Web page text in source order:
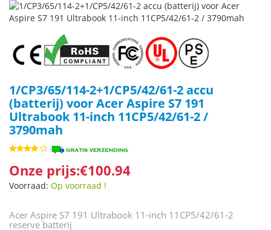
1/CP3/65/114-2+1/CP5/42/61-2 accu
(batterij) voor Acer Aspire S7 191
Ultrabook 11-inch 11CP5/42/61-2 /
3790mah
Onze prijs:€100.94
Voorraad: Op voorraad !
Acer Aspire S7 191 Ultrabook 11-inch 11CP5/42/61-2
reserve batterij